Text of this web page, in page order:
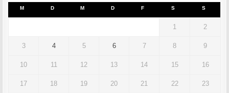
M D M D F S S
1 2
3 4 5 6 7 8 9
10 11 12 13 14 15 16
17 18 19 20 21 22 23